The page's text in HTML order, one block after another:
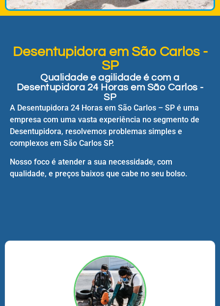
Desentupidora em São Carlos -
SP
Qualidade e agilidade é com a
Desentupidora 24 Horas em São Carlos -
SP
A Desentupidora 24 Horas em São Carlos – SP é uma
empresa com uma vasta experiência no segmento de
Desentupidora, resolvemos problemas simples e
complexos em São Carlos SP.
Nosso foco é atender a sua necessidade, com
qualidade, e preços baixos que cabe no seu bolso.